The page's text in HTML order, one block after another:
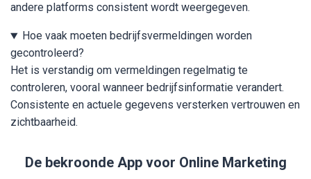
andere platforms consistent wordt weergegeven.
Hoe vaak moeten bedrijfsvermeldingen worden
gecontroleerd?
Het is verstandig om vermeldingen regelmatig te
controleren, vooral wanneer bedrijfsinformatie verandert.
Consistente en actuele gegevens versterken vertrouwen en
zichtbaarheid.
De bekroonde App voor Online Marketing